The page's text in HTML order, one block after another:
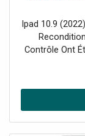
Ipad 10.9
Contrôle Ont